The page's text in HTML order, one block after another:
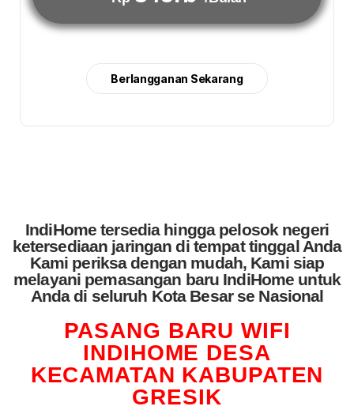
Berlangganan Sekarang
IndiHome tersedia hingga pelosok negeri
ketersediaan jaringan di tempat tinggal Anda
Kami periksa dengan mudah, Kami siap
melayani pemasangan baru IndiHome untuk
Anda di seluruh Kota Besar se Nasional
PASANG BARU WIFI
INDIHOME DESA
KECAMATAN KABUPATEN
GRESIK